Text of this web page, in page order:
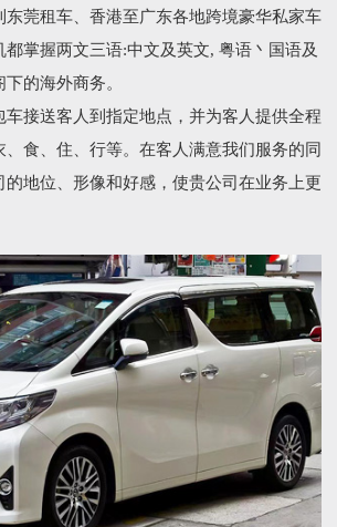
东莞租车、香港至广东各地跨境豪华私家车
掌握两文三语:中文及英文, 粤语丶国语及
的海外商务。
车接送客人到指定地点，并为客人提供全程
食、住、行等。在客人满意我们服务的同
的地位、形像和好感，使贵公司在业务上更